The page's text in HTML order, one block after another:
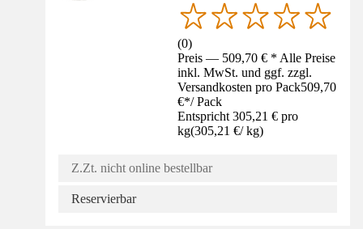
(0)
Preis — 509,70 € * Alle Preise
inkl. MwSt. und ggf. zzgl.
Versandkosten pro Pack509,70
€*/ Pack
Entspricht 305,21 € pro
kg(305,21 €/ kg)
Z.Zt. nicht online bestellbar
Reservierbar